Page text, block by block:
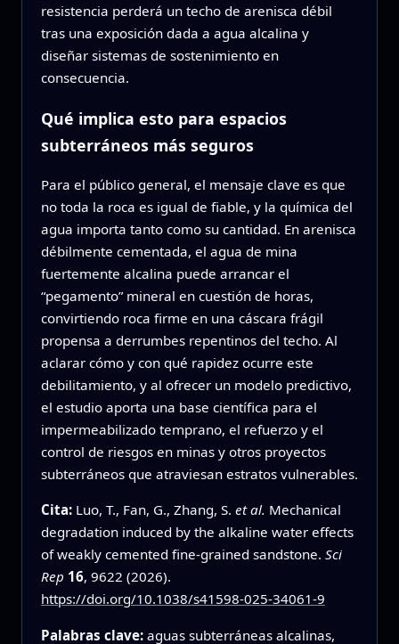
resistencia perderá un techo de arenisca débil
tras una exposición dada a agua alcalina y
diseñar sistemas de sostenimiento en
consecuencia.
Qué implica esto para espacios
subterráneos más seguros
Para el público general, el mensaje clave es que
no toda la roca es igual de fiable, y la química del
agua importa tanto como su cantidad. En arenisca
débilmente cementada, el agua de mina
fuertemente alcalina puede arrancar el
“pegamento” mineral en cuestión de horas,
convirtiendo roca firme en una cáscara frágil
propensa a derrumbes repentinos del techo. Al
aclarar cómo y con qué rapidez ocurre este
debilitamiento, y al ofrecer un modelo predictivo,
el estudio aporta una base científica para el
impermeabilizado temprano, el refuerzo y el
control de riesgos en minas y otros proyectos
subterráneos que atraviesan estratos vulnerables.
Cita: Luo, T., Fan, G., Zhang, S. et al. Mechanical
degradation induced by the alkaline water effects
of weakly cemented fine-grained sandstone. Sci
Rep 16, 9622 (2026).
https://doi.org/10.1038/s41598-025-34061-9
Palabras clave: aguas subterráneas alcalinas,